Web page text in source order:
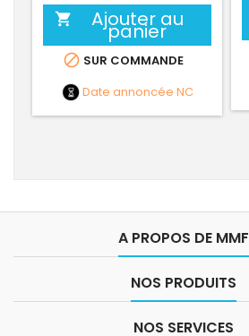
 Ajouter au
panier
 SUR COMMANDE
Date annoncée NC
A PROPOS DE MMF
NOS PRODUITS
NOS SERVICES